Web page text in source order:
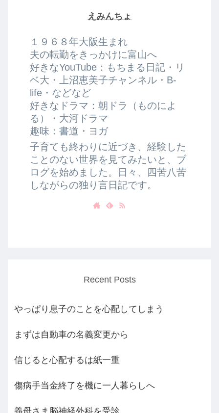
えみんちょ
１９６８年大阪生まれ
夫の転勤をきっかけに富山へ
好きなYouTube：もちまる日記・リ
ベ大・上沼恵美子チャンネル・B-
life・などなど
好きなドラマ：朝ドラ（ものによ
る）・大河ドラマ
趣味：書道・ヨガ
子育ても終わりに近づき、経験した
ことのない世界を見てみたいと、ブ
ログを始めました。日々、四苦八苦
しながらの独り言日記です。
Recent Posts
やっぱり息子のことを心配してしまう
まずは自動車の名義変更から
信じると心配するは紙一重
傷病手当金終了を機に一人暮らしへ
義母さま脳神経外科を受診